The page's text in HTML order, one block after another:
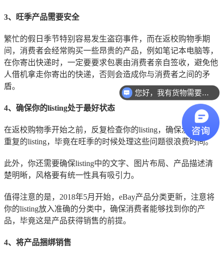
3、旺季产品需要安全
繁忙的假日季节特别容易发生盗窃事件，而在返校购物季期
间，消费者会经常购买一些昂贵的产品，例如笔记本电脑等，
在你寄出快递时，一定要要求包裹由消费者亲自签收，避免他
人借机拿走你寄出的快递，否则会造成你与消费者之间的矛
盾。
4、确保你的listing处于最好状态
在返校购物季开始之前，反复检查你的listing，确保没有任何
重复的listing，毕竟在旺季的时候处理这些问题很浪费时间。
此外，你还需要确保listing中的文字、图片布局、产品描述清
楚明晰，风格要有统一性具有吸引力。
值得注意的是，2018年5月开始，eBay产品分类更新，注意将
你的listing放入准确的分类中，确保消费者能够找到你的产
品，毕竟这是产品获得销售的前提。
4、将产品捆绑销售
您好，我有货物需要你们的产品。